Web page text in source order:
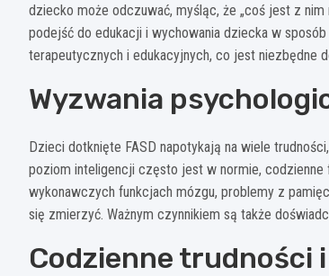
dziecko może odczuwać, myśląc, że „coś jest z
podejść do edukacji i wychowania dziecka w
terapeutycznych i edukacyjnych, co jest niezbędne
Wyzwania
Dzieci dotknięte FASD napotykają na wiele
poziom inteligencji często jest w normie, codzienne
wykonawczych funkcjach mózgu, problemy z
się zmierzyć. Ważnym czynnikiem są także
Codzienne trudności